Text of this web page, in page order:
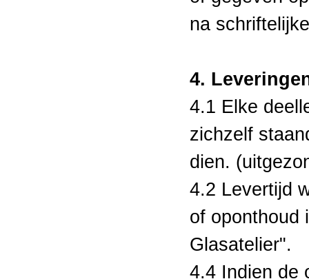
na
4.
4.1 Elke
zichzelf
dien.
4.2 Levertijd
of oponthoud
Glasatelier".
4.4 Indien de